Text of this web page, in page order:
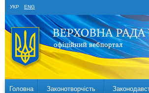
УКР ENG
Головна Законотворчість